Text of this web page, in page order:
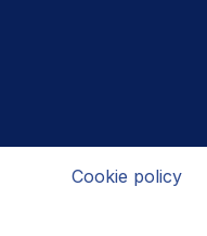
Cookie policy